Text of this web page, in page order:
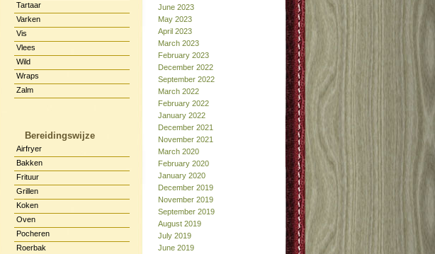
Tartaar
Varken
Vis
Vlees
Wild
Wraps
Zalm
Bereidingswijze
Airfryer
Bakken
Frituur
Grillen
Koken
Oven
Pocheren
Roerbak
June 2023
May 2023
April 2023
March 2023
February 2023
December 2022
September 2022
March 2022
February 2022
January 2022
December 2021
November 2021
March 2020
February 2020
January 2020
December 2019
November 2019
September 2019
August 2019
July 2019
June 2019